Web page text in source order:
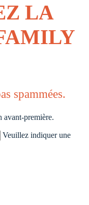
LA
spammées.
avant-première.
Veuillez indiquer une